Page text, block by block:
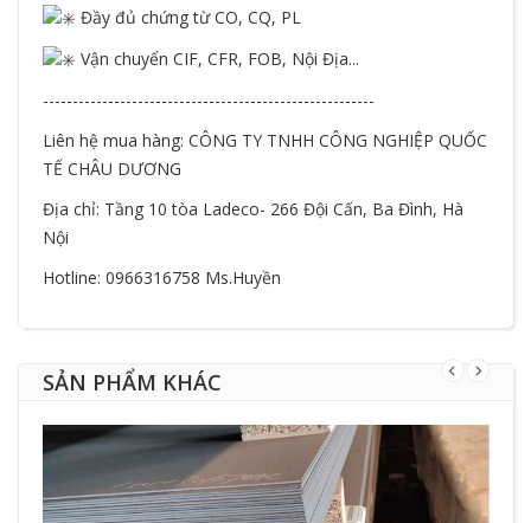
Đầy đủ chứng từ CO, CQ, PL
Vận chuyển CIF, CFR, FOB, Nội Địa...
--------------------------------------------------------
Liên hệ mua hàng: CÔNG TY TNHH CÔNG NGHIỆP QUỐC
TẾ CHÂU DƯƠNG
Địa chỉ: Tầng 10 tòa Ladeco- 266 Đội Cấn, Ba Đình, Hà
Nội
Hotline: 0966316758 Ms.Huyền
SẢN PHẨM KHÁC